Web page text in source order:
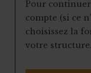
Pour
compte (si ce
choisissez la
votre structure.